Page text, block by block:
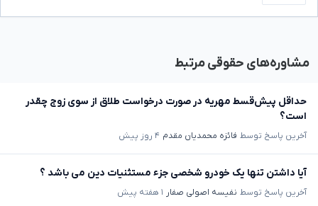
مشاوره‌های حقوقی مرتبط
حداقل پیش‌قسط مهریه در صورت درخواست طلاق از سوی زوج چقدر
است؟
آخرین پاسخ توسط فائزه محمدیان مقدم ۴ روز پیش
آیا داشتن تنها یک خودرو شخصی جزء مستثنیات دین می باشد ؟
آخرین پاسخ توسط نفیسه اصولی صفار ۱ هفته پیش